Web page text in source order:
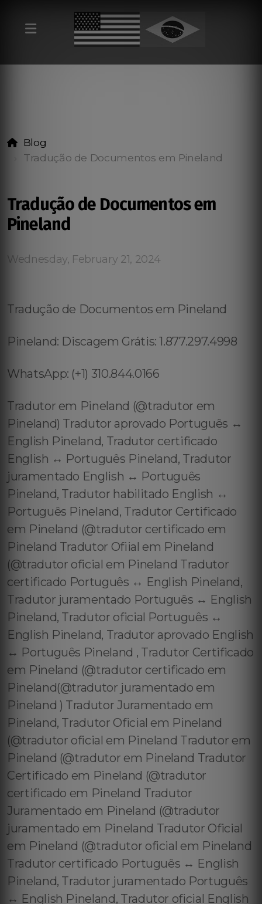
Blog
Tradução de Documentos em Pineland
Tradução de Documentos em
Pineland
Wednesday, February 21, 2024
Tradução de Documentos em Pineland
Pineland: Discagem Grátis: 1.877.297.4998
WhatsApp: (+1) 310.844.0166
Tradutor em Pineland (@tradutor em
Pineland) Tradutor aprovado Português ↔️
English Pineland, Tradutor certificado
English ↔️ Português Pineland, Tradutor
juramentado English ↔️ Português
Pineland, Tradutor habilitado English ↔️
Português Pineland, Tradutor Certificado
em Pineland (@tradutor certificado em
Pineland Tradutor Ofiial em Pineland
(@tradutor oficial em Pineland Tradutor
certificado Português ↔️ English Pineland,
Tradutor juramentado Português ↔️ English
Pineland, Tradutor oficial Português ↔️
English Pineland, Tradutor aprovado English
↔️ Português Pineland , Tradutor Certificado
em Pineland (@tradutor certificado em
Pineland(@tradutor juramentado em
Pineland ) Tradutor Juramentado em
Pineland, Tradutor Oficial em Pineland
(@tradutor oficial em Pineland Tradutor em
Pineland (@tradutor em Pineland Tradutor
Certificado em Pineland (@tradutor
certificado em Pineland Tradutor
Juramentado em Pineland (@tradutor
juramentado em Pineland Tradutor Oficial
em Pineland (@tradutor oficial em Pineland
Tradutor certificado Português ↔️ English
Pineland, Tradutor juramentado Português
↔️ English Pineland, Tradutor oficial English